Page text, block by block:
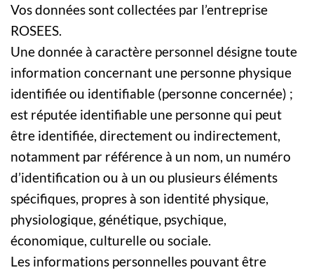
Vos données sont collectées par l’entreprise
ROSEES.
Une donnée à caractère personnel désigne toute
information concernant une personne physique
identifiée ou identifiable (personne concernée) ;
est réputée identifiable une personne qui peut
être identifiée, directement ou indirectement,
notamment par référence à un nom, un numéro
d’identification ou à un ou plusieurs éléments
spécifiques, propres à son identité physique,
physiologique, génétique, psychique,
économique, culturelle ou sociale.
Les informations personnelles pouvant être